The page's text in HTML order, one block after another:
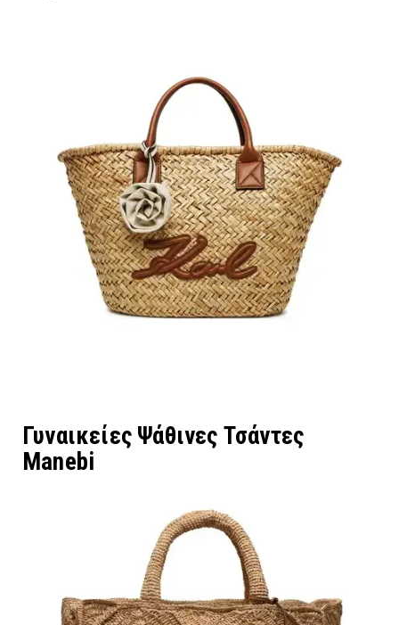
Γυναικείες Ψάθινες Τσάντες
Manebi